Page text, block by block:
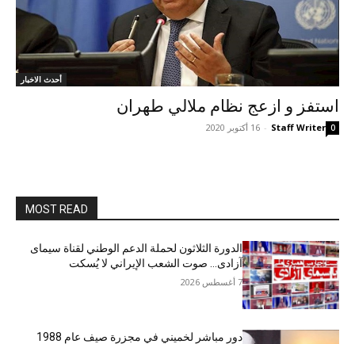
أحدث الاخبار
استفز و ازعج نظام ملالي طهران
Staff Writer
- 16 أكتوبر 2020 0
MOST READ
الدورة الثلاثون لحملة الدعم الوطني لقناة سیمای
آزادی… صوت الشعب الإيراني لا يُسكت
7 أغسطس 2026
دور مباشر لخميني في مجزرة صيف عام 1988